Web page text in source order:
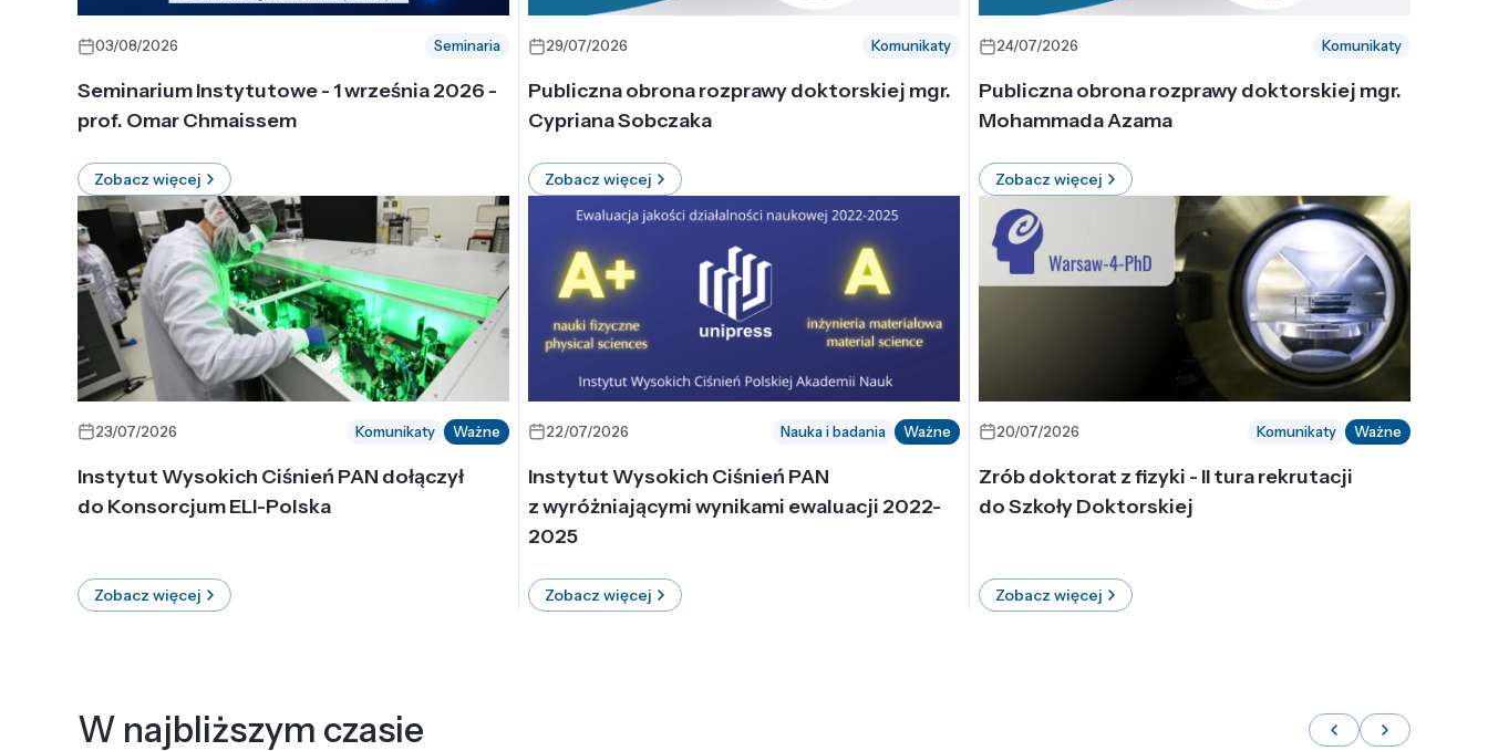
03/08/2026 Seminaria
Seminarium Instytutowe - 1 września 2026 -
prof. Omar Chmaissem
Zobacz więcej
29/07/2026 Komunikaty
Publiczna obrona rozprawy doktorskiej mgr.
Cypriana Sobczaka
Zobacz więcej
24/07/2026 Komunikaty
Publiczna obrona rozprawy doktorskiej mgr.
Mohammada Azama
Zobacz więcej
23/07/2026 Komunikaty Ważne
Instytut Wysokich Ciśnień PAN dołączył
do Konsorcjum ELI-Polska
Zobacz więcej
22/07/2026 Nauka i badania Ważne
Instytut Wysokich Ciśnień PAN
z wyróżniającymi wynikami ewaluacji 2022-
2025
Zobacz więcej
20/07/2026 Komunikaty Ważne
Zrób doktorat z fizyki - II tura rekrutacji
do Szkoły Doktorskiej
Zobacz więcej
W najbliższym czasie